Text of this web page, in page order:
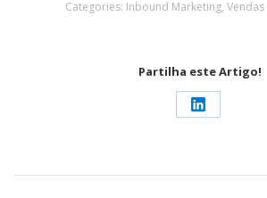
Categories: Inbound Marketing, Vendas
Partilha este Artigo!
Share
LinkedIn